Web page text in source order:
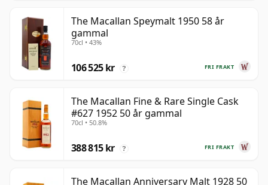
The Macallan Speymalt 1950 58 år
gammal
70cl • 43%
FRI FRAKT
106 525 kr ?
The Macallan Fine & Rare Single Cask
#627 1952 50 år gammal
70cl • 50.8%
FRI FRAKT
388 815 kr ?
The Macallan Anniversary Malt 1928 50